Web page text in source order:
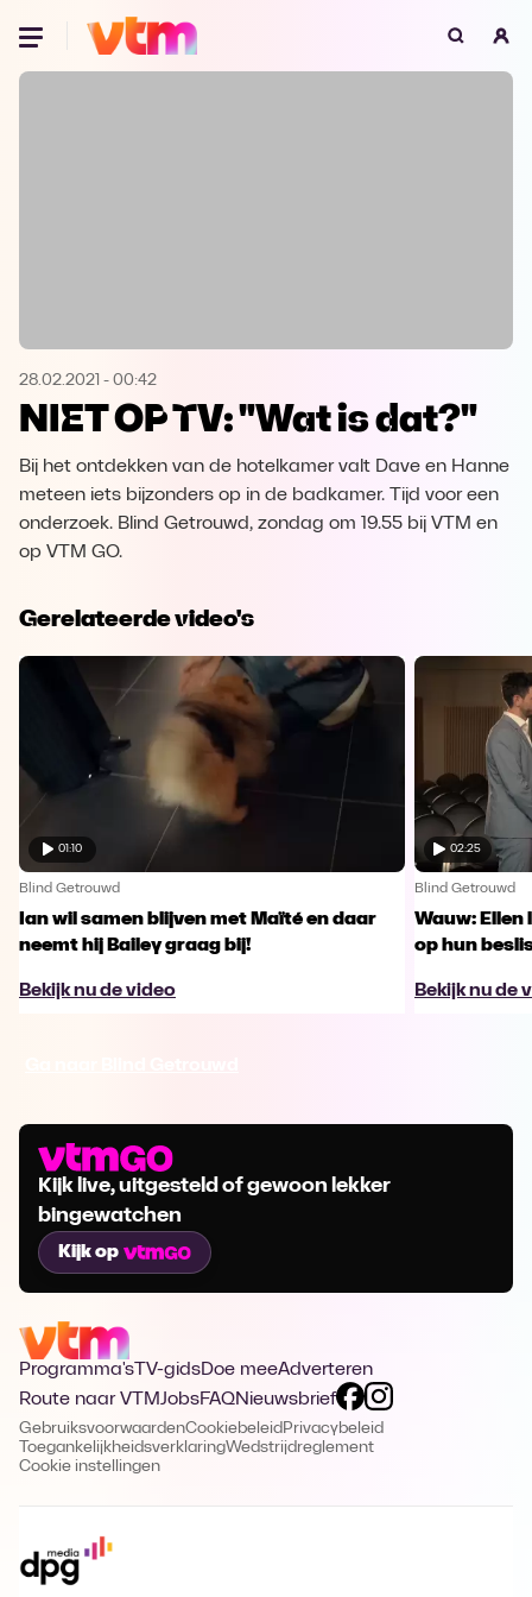
Oeps, browser niet ondersteund
Microsoft Edge Download
28.02.2021 - 00:42
NIET OP TV: "Wat is dat?"
Bij het ontdekken van de hotelkamer valt Dave en Hanne
meteen iets bijzonders op in de badkamer. Tijd voor een
onderzoek. Blind Getrouwd, zondag om 19.55 bij VTM en
op VTM GO.
Gerelateerde video's
01:10
Blind Getrouwd
Ian wil samen blijven met Maïté en daar
neemt hij Bailey graag bij!
Bekijk nu de video
02:25
Blind Getrouwd
Wauw:
op hun
Bekijk nu de
Kijk live, uitgesteld of gewoon lekker
bingewatchen
Kijk op
Programma's TV-gidsDoe meeAdverteren
Route naar VTMJobsFAQNieuwsbrief
GebruiksvoorwaardenCookiebeleid Privacybeleid
ToegankelijkheidsverklaringWedstrijdreglement
Cookie instellingen